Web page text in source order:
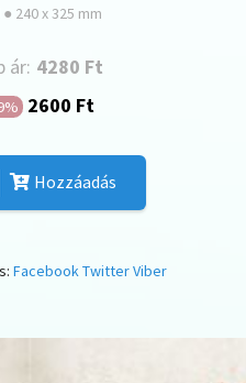
240 x 325 mm
ár: 4280 Ft
2600 Ft
Hozzáadás
FacebookTwitterViber